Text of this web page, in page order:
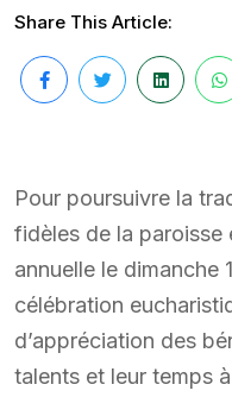
Share This Article:
Pour poursuivre la
fidèles de la paroisse
annuelle le dimanche
célébration
d’appréciation des
talents et leur temps